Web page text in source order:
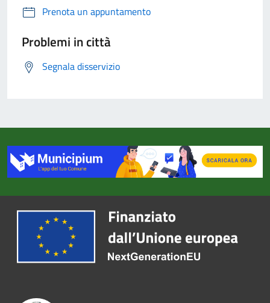
Prenota un appuntamento
Problemi in città
Segnala disservizio